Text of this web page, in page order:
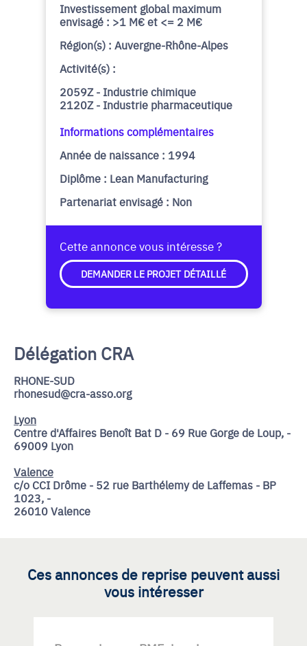
Investissement global maximum
envisagé : >1 M€ et <= 2 M€
Région(s) : Auvergne-Rhône-Alpes
Activité(s) :
2059Z - Industrie chimique
2120Z - Industrie pharmaceutique
Informations complémentaires
Année de naissance : 1994
Diplôme : Lean Manufacturing
Partenariat envisagé : Non
Cette annonce vous intéresse ?
DEMANDER LE PROJET DÉTAILLÉ
Délégation CRA
RHONE-SUD
rhonesud@cra-asso.org
Lyon
Centre d'Affaires Benoît Bat D - 69 Rue Gorge de Loup, -
69009 Lyon
Valence
c/o CCI Drôme - 52 rue Barthélemy de Laffemas - BP
1023, -
26010 Valence
Ces annonces de reprise peuvent aussi
vous intéresser